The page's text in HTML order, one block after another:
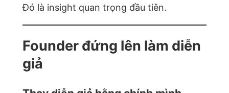
Đó là insight quan trọng đầu tiên.
Founder đứng lên làm diễn
giả